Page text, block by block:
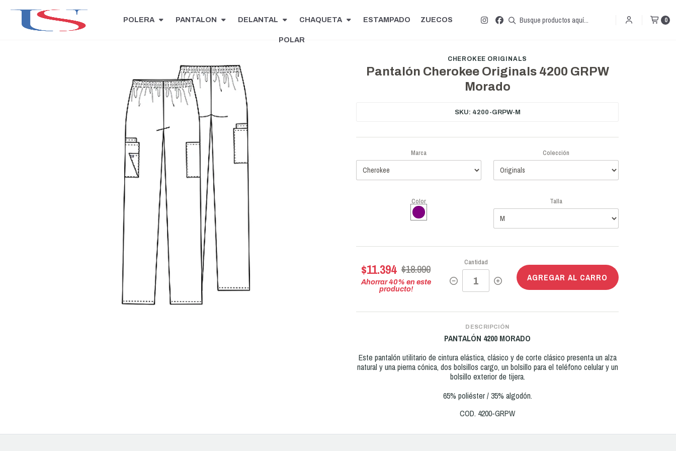
POLERA PANTALON DELANTAL CHAQUETA ESTAMPADO ZUECOS
POLAR
0
CHEROKEE ORIGINALS
Pantalón Cherokee Originals 4200 GRPW
Morado
SKU: 4200-GRPW-M
Marca Colección
Color Talla
$11.394 $18.990
Ahorrar40% en este
producto!
Cantidad
AGREGAR AL CARRO
DESCRIPCIÓN
PANTALÓN 4200 MORADO
Este pantalón utilitario de cintura elástica, clásico y de corte clásico presenta un alza
natural y una pierna cónica, dos bolsillos cargo, un bolsillo para el teléfono celular y un
bolsillo exterior de tijera.
65% poliéster / 35% algodón.
COD. 4200-GRPW